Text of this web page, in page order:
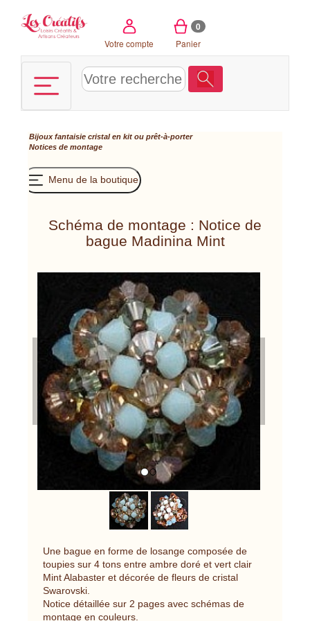
Votre compte
0
Panier
Bijoux fantaisie cristal en kit ou prêt-à-porter
Notices de montage
Menu de la boutique
Schéma de montage : Notice de
bague Madinina Mint
Previous Next
Une bague en forme de losange composée de
toupies sur 4 tons entre ambre doré et vert clair
Mint Alabaster et décorée de fleurs de cristal
Swarovski.
Notice détaillée sur 2 pages avec schémas de
montage en couleurs.